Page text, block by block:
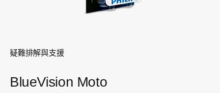
疑難排解與支援
BlueVision Moto